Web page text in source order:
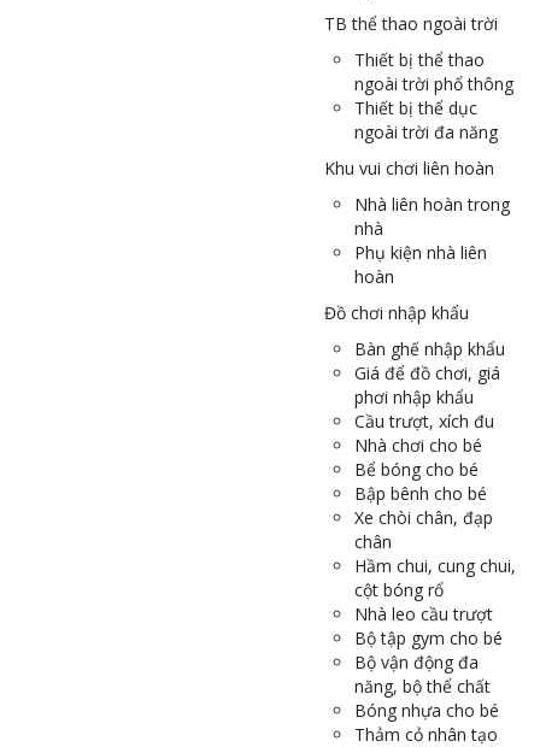
TB thể thao ngoài trời
Thiết bị thể thao
ngoài trời phổ thông
Thiết bị thể dục
ngoài trời đa năng
Khu vui chơi liên hoàn
Nhà liên hoàn trong
nhà
Phụ kiện nhà liên
hoàn
Đồ chơi nhập khẩu
Bàn ghế nhập khẩu
Giá để đồ chơi, giá
phơi nhập khẩu
Cầu trượt, xích đu
Nhà chơi cho bé
Bể bóng cho bé
Bập bênh cho bé
Xe chòi chân, đạp
chân
Hầm chui, cung chui,
cột bóng rổ
Nhà leo cầu trượt
Bộ tập gym cho bé
Bộ vận động đa
năng, bộ thể chất
Bóng nhựa cho bé
Thảm cỏ nhân tạo